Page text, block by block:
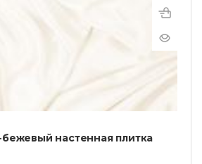
настенная плитка